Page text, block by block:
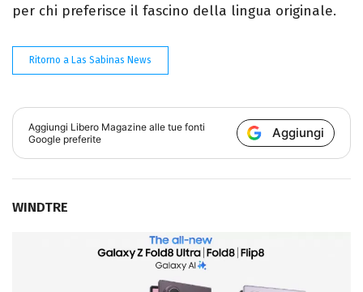
per chi preferisce il fascino della lingua originale.
Ritorno a Las Sabinas News
Aggiungi Libero Magazine alle tue fonti
Google preferite
Aggiungi
WINDTRE